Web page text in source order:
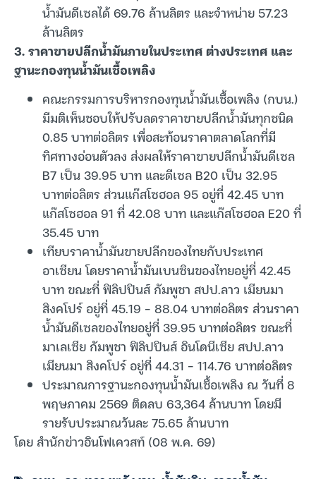
น้ำมันดีเซลได้ 69.76 ล้านลิตร และจำหน่าย 57.23
ล้านลิตร
3. ราคาขายปลีกน้ำมันภายในประเทศ ต่างประเทศ และ
ฐานะกองทุนน้ำมันเชื้อเพลิง
คณะกรรมการบริหารกองทุนน้ำมันเชื้อเพลิง (กบน.)
มีมติเห็นชอบให้ปรับลดราคาขายปลีกน้ำมันทุกชนิด
0.85 บาทต่อลิตร เพื่อสะท้อนราคาตลาดโลกที่มี
ทิศทางอ่อนตัวลง ส่งผลให้ราคาขายปลีกน้ำมันดีเซล
B7 เป็น 39.95 บาท และดีเซล B20 เป็น 32.95
บาทต่อลิตร ส่วนแก๊สโซฮอล 95 อยู่ที่ 42.45 บาท
แก๊สโซฮอล 91 ที่ 42.08 บาท และแก๊สโซฮอล E20 ที่
35.45 บาท
เทียบราคาน้ำมันขายปลีกของไทยกับประเทศ
อาเซียน โดยราคาน้ำมันเบนซินของไทยอยู่ที่ 42.45
บาท ขณะที่ ฟิลิปปินส์ กัมพูชา สปป.ลาว เมียนมา
สิงคโปร์ อยู่ที่ 45.19 – 88.04 บาทต่อลิตร ส่วนราคา
น้ำมันดีเซลของไทยอยู่ที่ 39.95 บาทต่อลิตร ขณะที่
มาเลเซีย กัมพูชา ฟิลิปปินส์ อินโดนีเซีย สปป.ลาว
เมียนมา สิงคโปร์ อยู่ที่ 44.31 – 114.76 บาทต่อลิตร
ประมาณการฐานะกองทุนน้ำมันเชื้อเพลิง ณ วันที่ 8
พฤษภาคม 2569 ติดลบ 63,364 ล้านบาท โดยมี
รายรับประมาณวันละ 75.65 ล้านบาท
โดย สำนักข่าวอินโฟเควสท์ (08 พ.ค. 69)